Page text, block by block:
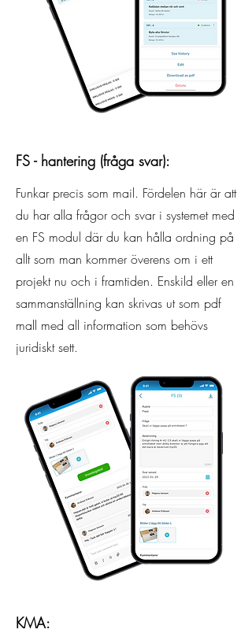
FS - hantering (fråga svar):
Funkar precis som mail. Fördelen här är att
du har alla frågor och svar i systemet med
en FS modul där du kan hålla ordning på
allt som man kommer överens om i ett
projekt nu och i framtiden. Enskild eller en
sammanställning kan skrivas ut som pdf
mall med all information som behövs
juridiskt sett.
KMA: